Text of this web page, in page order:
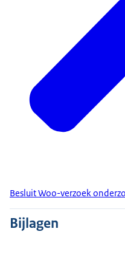
Besluit Woo-verzoek
Bijlagen